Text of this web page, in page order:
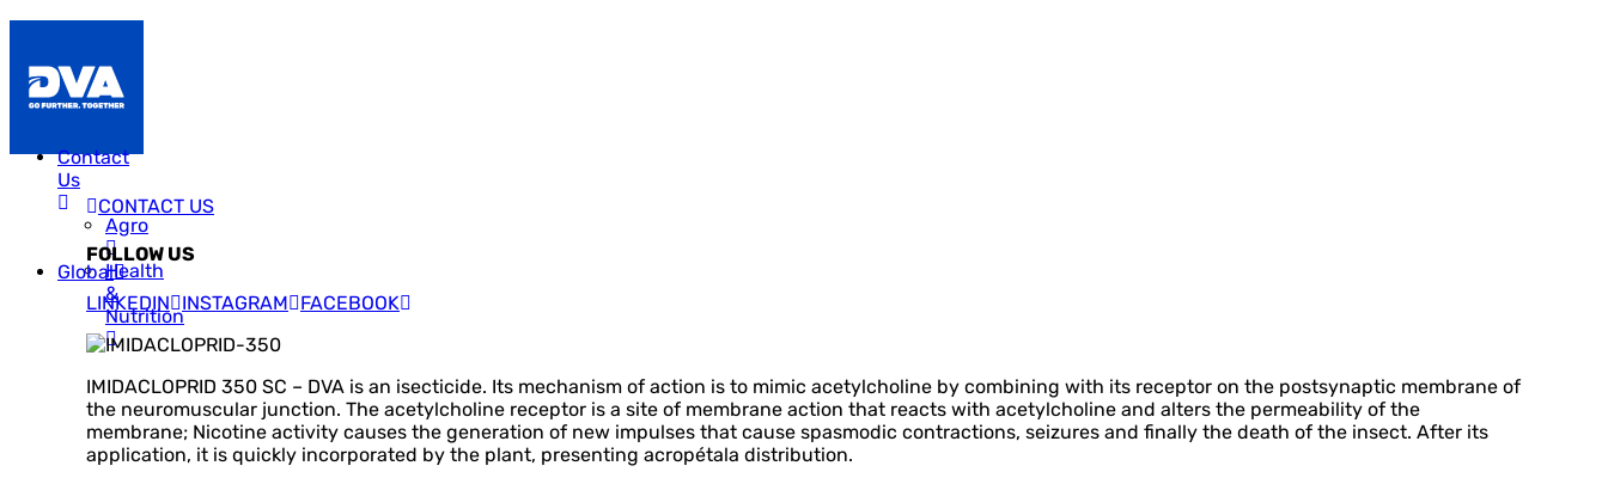
Contact
Us
Agro
Health
&
Nutrition
Global
CONTACT US
FOLLOW US
LINKEDIN INSTAGRAM FACEBOOK
IMIDACLOPRID 350 SC – DVA is an isecticide. Its mechanism of action is to mimic acetylcholine by combining with its receptor on the postsynaptic membrane of
the neuromuscular junction. The acetylcholine receptor is a site of membrane action that reacts with acetylcholine and alters the permeability of the
membrane; Nicotine activity causes the generation of new impulses that cause spasmodic contractions, seizures and finally the death of the insect. After its
application, it is quickly incorporated by the plant, presenting acropétala distribution.